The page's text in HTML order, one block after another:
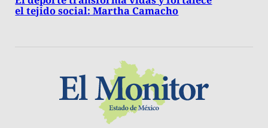
el tejido social: Martha Camacho